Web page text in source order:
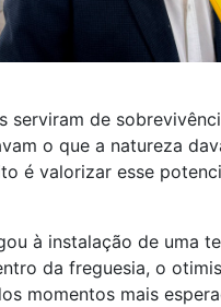
serviram de
o que a natureza
é valorizar esse
à instalação de uma
da freguesia, o
momentos mais